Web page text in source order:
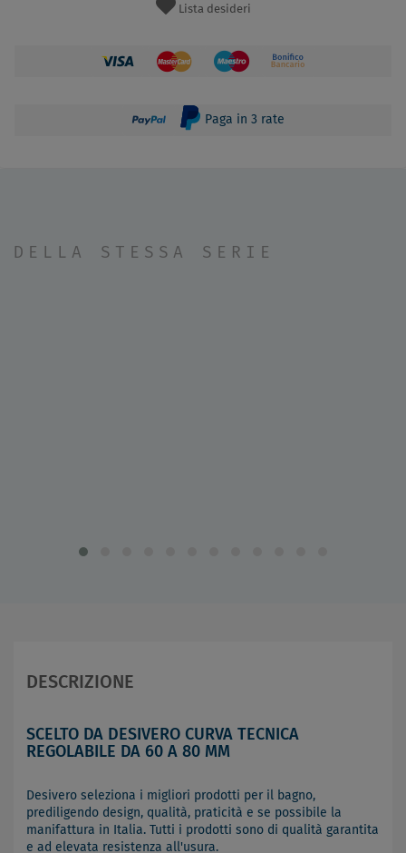
Lista desideri
Paga in 3 rate
DELLA STESSA SERIE
DESCRIZIONE
SCELTO DA DESIVERO CURVA TECNICA
REGOLABILE DA 60 A 80 MM
Desivero seleziona i migliori prodotti per il bagno,
prediligendo design, qualità, praticità e se possibile la
manifattura in Italia. Tutti i prodotti sono di qualità garantita
e ad elevata resistenza all'usura.